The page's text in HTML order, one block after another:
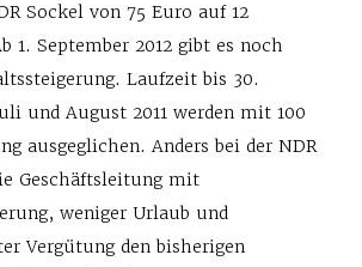
Sockel von 75 Euro auf 12
1. September 2012 gibt es noch
Laufzeit bis 30.
und August 2011 werden mit 100
ausgeglichen. Anders bei der NDR
Geschäftsleitung mit
weniger Urlaub und
Vergütung den bisherigen